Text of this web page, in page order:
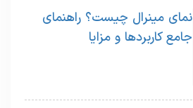
نمای مینرال چیست؟ راهنمای
جامع کاربردها و مزایا